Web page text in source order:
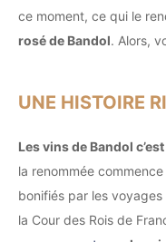
ce moment, ce qui le
rosé de Bandol. Alors,
UNE HISTOIRE
Les vins de Bandol
la renommée
bonifiés par les
la Cour des Rois de